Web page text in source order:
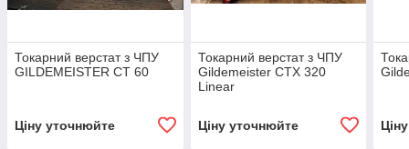
Токарний верстат з ЧПУ
GILDEMEISTER CT 60
Ціну уточнюйте
Токарний верстат з ЧПУ
Gildemeister CTX 320
Linear
Ціну уточнюйте